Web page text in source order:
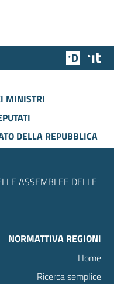
Team
MINISTRI
DELLA REPUBBLICA
ASSEMBLEE DELLE
NORMATTIVA REGIONI
Home
Ricerca semplice